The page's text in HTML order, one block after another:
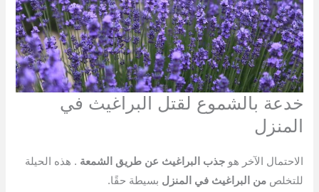
خدعة بالشموع لقتل البراغيث في
المنزل
الاحتمال الآخر هوجذب البراغيث عن طريق الشمعة . هذه الحيلة
للتخلصمن البراغيث في المنزل بسيطة حقًا.